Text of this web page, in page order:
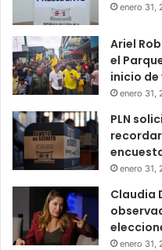
enero 31,
Ariel
el
inicio
enero 31,
PLN
enero 31,
Claudia
enero 31,